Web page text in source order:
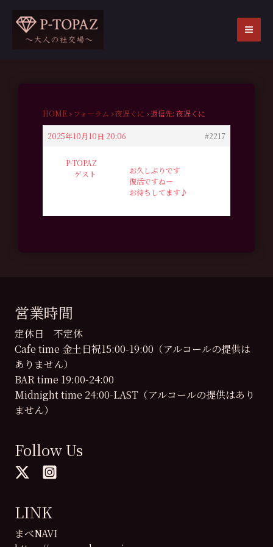
HOME › フォーラム ›夜遅くに ›返信先: 夜遅くに
2025年10月10日 20:06 #2217
P-TOPAZ
ゲスト
お久しぶりです
復活ですねー
お待ちしてます♪
営業時間
定休日 不定休
Cafe time 金土日祝15:00-19:00（アルコールの提供は
ありません）
BAR time 19:00-24:00
Midnight time 24:00-LAST（アルコールの提供はあり
ません）
Follow Us
LINK
まべNAVI